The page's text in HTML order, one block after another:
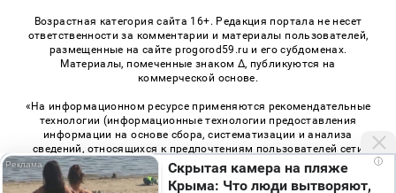
Возрастная категория сайта 16+. Редакция портала не несет
ответственности за комментарии и материалы пользователей,
размещенные на сайте progorod59.ru и его субдоменах.
Материалы, помеченные знаком Δ, публикуются на
коммерческой основе.
«На информационном ресурсе применяются рекомендательные
технологии (информационные технологии предоставления
информации на основе сбора, систематизации и анализа
сведений, относящихся к предпочтениям пользователей сети
«Интернет», находящихся на территории Российской
Федерации)». Правила применения рекомендательных
i
Скрытая камера на пляже
Крыма: Что люди вытворяют,